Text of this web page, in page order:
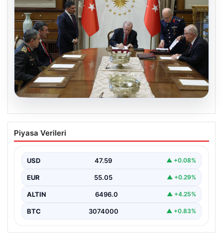
Türk Hava Kuvvetleri’nde Tarih Yazan
Kadınlar: Özlem Karapınar ve Alper
Türkiye'nin savunma ve askeri tarihine yeni bir sayfa
Piyasa Verileri
USD 47.59 ▲ +0.08%
EUR 55.05 ▲ +0.29%
ALTIN 6496.0 ▲ +4.25%
BTC 3074000 ▲ +0.83%